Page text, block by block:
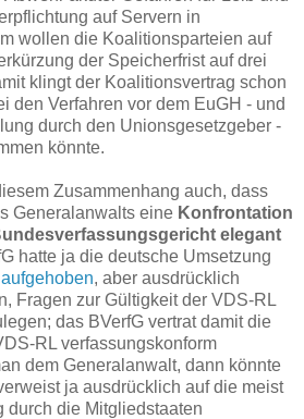
auf Servern in
wollen die Koalitionsparteien auf
der Speicherfrist auf drei
klingt der Koalitionsvertrag schon
den Verfahren vor dem EuGH - und
durch den Unionsgesetzgeber -
könnte.
Zusammenhang auch, dass
Generalanwalts eine Konfrontation
elegant
hatte ja die deutsche Umsetzung
, aber ausdrücklich
Fragen zur Gültigkeit der VDS-RL
das BVerfG vertrat damit die
RL verfassungskonform
dem Generalanwalt, dann könnte
ja ausdrücklich auf die meist
durch die Mitgliedstaaten